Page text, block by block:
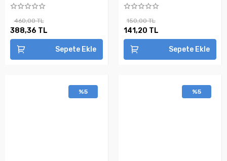
460,00 TL
388,36 TL
Sepete Ekle
150,00 TL
141,20 TL
Sepete Ekle
%5 %5